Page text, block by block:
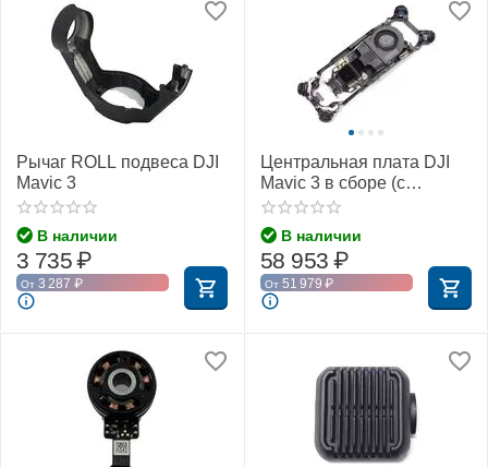
Рычаг ROLL подвеса DJI
Mavic 3
В наличии
3 735₽
От 3 287 ₽
Центральная плата DJI
Mavic 3 в сборе (с
датчиками и
охлаждением)
В наличии
58 953 ₽
От 51 979 ₽